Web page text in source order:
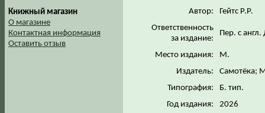
Книжный магазин
О магазине
Контактная информация
Оставить отзыв
Автор:
Гейтс Р.Р.
Ответственность
за издание:
Пер. с
Место издания:
М.
Издатель:
Самотёка;
Типография:
Б. тип.
Год издания:
2026